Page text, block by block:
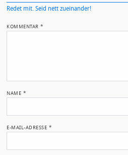
Redet mit. Seid nett zueinander!
KOMMENTAR*
NAME *
E-MAIL-ADRESSE *